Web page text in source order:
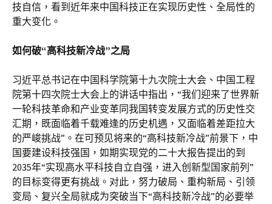
技自信，看到近年来中国科技正在实现历史性、全局性的
重大变化。
如何破“高科技新冷战”之局
习近平总书记在中国科学院第十九次院士大会、中国工程
院第十四次院士大会上的讲话中指出，“我们迎来了世界新
一轮科技革命和产业变革同我国转变发展方式的历史性交
汇期，既面临着千载难逢的历史机遇，又面临着差距拉大
的严峻挑战”。在可预见将来的“高科技新冷战”前景下，中
国要建设科技强国，如期实现党的二十大报告提出的到
2035年“实现高水平科技自立自强，进入创新型国家前列”
的目标变得更有挑战。对此，努力破局、重构新局、引领
变局、复兴全局就成为突破当下“高科技新冷战”的必要举